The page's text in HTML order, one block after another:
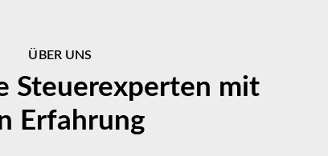
ÜBER UNS
Steuerexperten mit
Erfahrung